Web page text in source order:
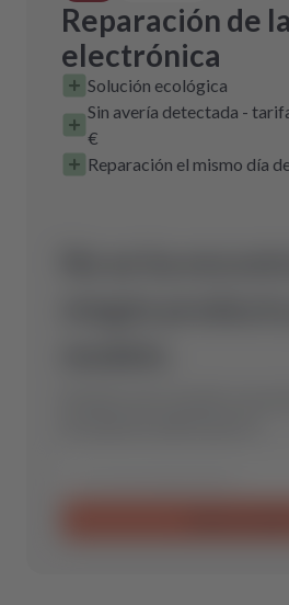
Reparación de la
electrónica
Solución ecológica
Sin avería detectada -
€
Reparación el mismo día